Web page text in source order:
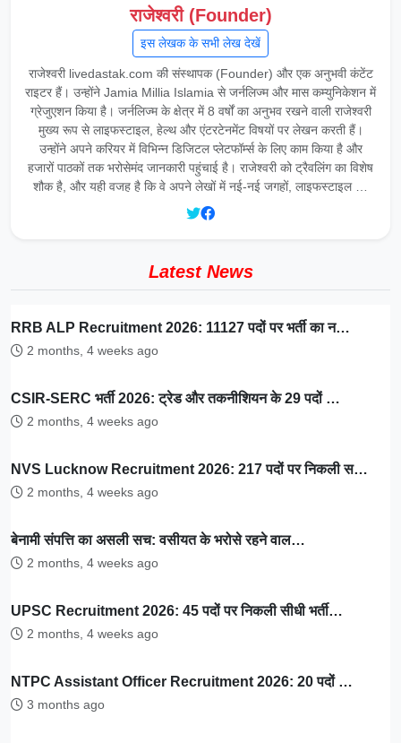
राजेश्वरी (Founder)
इस लेखक के सभी लेख देखें
राजेश्वरी livedastak.com की संस्थापक (Founder) और एक अनुभवी कंटेंट
राइटर हैं। उन्होंने Jamia Millia Islamia से जर्नलिज्म और मास कम्युनिकेशन में
ग्रेजुएशन किया है। जर्नलिज्म के क्षेत्र में 8 वर्षों का अनुभव रखने वाली राजेश्वरी
मुख्य रूप से लाइफस्टाइल, हेल्थ और एंटरटेनमेंट विषयों पर लेखन करती हैं।
उन्होंने अपने करियर में विभिन्न डिजिटल प्लेटफॉर्म्स के लिए काम किया है और
हजारों पाठकों तक भरोसेमंद जानकारी पहुंचाई है। राजेश्वरी को ट्रैवलिंग का विशेष
शौक है, और यही वजह है कि वे अपने लेखों में नई-नई जगहों, लाइफस्टाइल …
Latest News
RRB ALP Recruitment 2026: 11127 पदों पर भर्ती का न…
2 months, 4 weeks ago
CSIR-SERC भर्ती 2026: ट्रेड और तकनीशियन के 29 पदों …
2 months, 4 weeks ago
NVS Lucknow Recruitment 2026: 217 पदों पर निकली स…
2 months, 4 weeks ago
बेनामी संपत्ति का असली सच: वसीयत के भरोसे रहने वाल…
2 months, 4 weeks ago
UPSC Recruitment 2026: 45 पदों पर निकली सीधी भर्ती…
2 months, 4 weeks ago
NTPC Assistant Officer Recruitment 2026: 20 पदों …
3 months ago